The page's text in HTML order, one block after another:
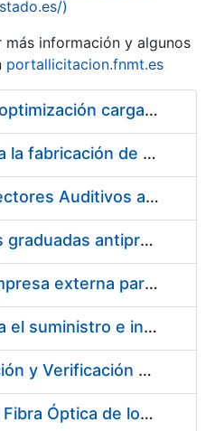
)
información y algunos
portallicitacion.fnmt.es
Pliego condiciones optimización cargas compras firmado
Acuerdo marco para la fabricación de piezas
Suministro de Protectores Auditivos a medida para las personas trabajadoras de los Centros de Trabajo de Madrid y Burgos
Suministro de gafas graduadas antiproyecciones para los trabajadores de la FNMT-RCM en los centros de trabajo de Madrid y Burgos
Servicios de una empresa externa para el asesoramiento y resolución de los recursos de alzada que se presentan relacionados con procesos de selección para la FNMT-RCM
Acuerdo marco para el suministro e instalación de persianas, estores y otros complementos
Servicio de Calibración y Verificación Externa de los Equipos de Medición del Servicio de Prevención de la FNMT-RCM
Conexión mediante Fibra Óptica de los Centros de Proceso de Datos (CPDs) de las sedes de la FNMT-RCM de Burgos y Madrid